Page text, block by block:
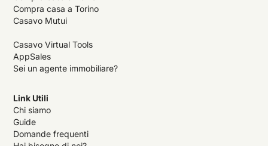
Compra casa a Torino
Casavo Mutui
Casavo Virtual Tools
AppSales
Sei un agente immobiliare?
Link Utili
Chi siamo
Guide
Domande frequenti